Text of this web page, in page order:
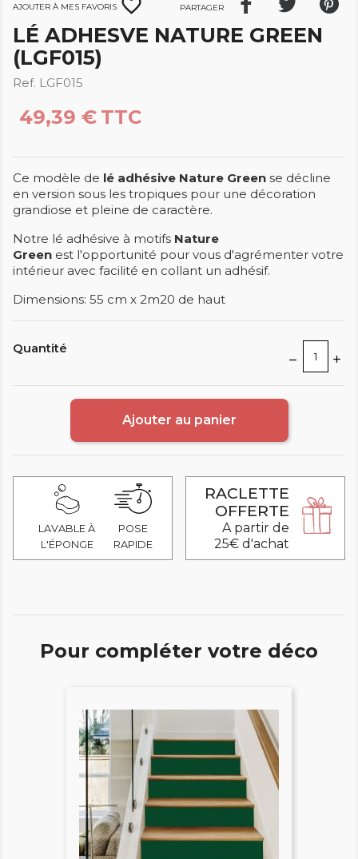
Ajouter à mes favoris favorite_border Partager
LÉ ADHESVE NATURE GREEN
(LGF015)
Ref. LGF015
49,39 € TTC
Ce modèle de lé adhésive Nature Green se décline
en version sous les tropiques pour une décoration
grandiose et pleine de caractère.
Notre lé adhésive à motifs Nature
Green est l'opportunité pour vous d'agrémenter votre
intérieur avec facilité en collant un adhésif.
Dimensions: 55 cm x 2m20 de haut
Quantité
Ajouter au panier
LAVABLE À
L'ÉPONGE
POSE
RAPIDE
RACLETTE
OFFERTE
A partir de
25€ d'achat
Pour compléter votre déco